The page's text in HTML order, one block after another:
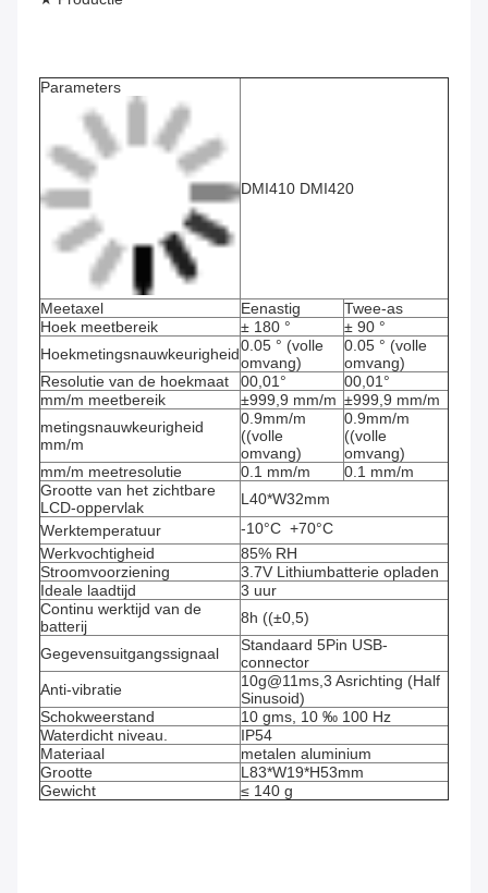
Parameters
DMI410 DMI420
Meetaxel Eenastig
Twee-as
Hoek meetbereik
± 180 °
± 90 °
Hoekmetingsnauwkeurigheid0.05 ° (volle
omvang)
0.05 ° (volle
omvang)
Resolutie van de hoekmaat
00,01°
00,01°
mm/m meetbereik
±999,9 mm/m ±999,9 mm/m
metingsnauwkeurigheid
mm/m
0.9mm/m
((volle
omvang)
0.9mm/m
((volle
omvang)
mm/m meetresolutie
0.1 mm/m
0.1 mm/m
Grootte van het zichtbare
LCD-oppervlak
L40*W32mm
Werktemperatuur
-10°C  +70°C
Werkvochtigheid
85% RH
Stroomvoorziening
3.7V Lithiumbatterie opladen
Ideale laadtijd
3 uur
Continu werktijd van de
batterij
8h ((±0,5)
Gegevensuitgangssignaal
Standaard 5Pin USB-
connector
Anti-vibratie
10g@11ms,3 Asrichting (Half
Sinusoid)
Schokweerstand
10 gms, 10 ‰ 100 Hz
Waterdicht niveau.
IP54
Materiaal
metalen aluminium
Grootte
L83*W19*H53mm
Gewicht
≤ 140 g